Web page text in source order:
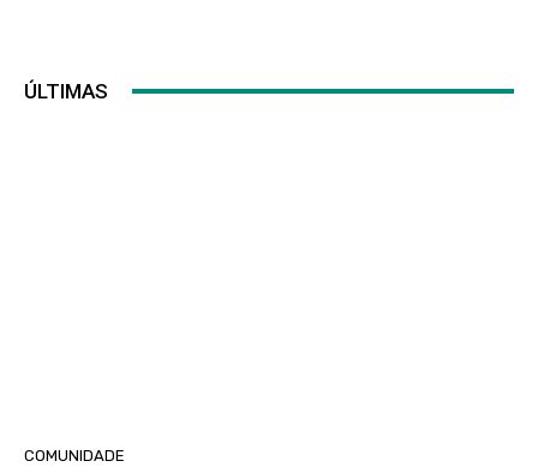
ÚLTIMAS
COMUNIDADE